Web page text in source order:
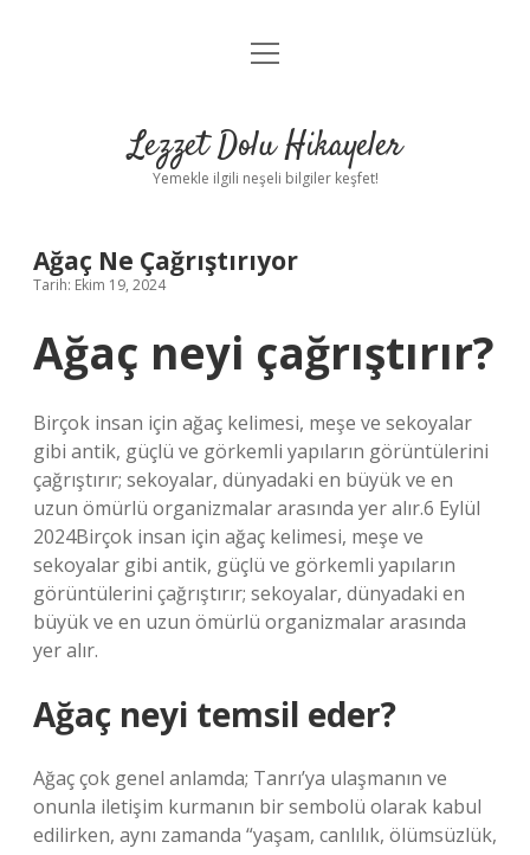
Anasayfa
Yasal Uyarı
menüyü
Lezzet Dolu Hikayeler
Yemekle ilgili neşeli bilgiler keşfet!
Ağaç Ne Çağrıştırıyor
Tarih: Ekim 19, 2024
Ağaç neyi çağrıştırır?
Birçok insan için ağaç kelimesi, meşe ve sekoyalar
gibi antik, güçlü ve görkemli yapıların görüntülerini
çağrıştırır; sekoyalar, dünyadaki en büyük ve en
uzun ömürlü organizmalar arasında yer alır.6 Eylül
2024Birçok insan için ağaç kelimesi, meşe ve
sekoyalar gibi antik, güçlü ve görkemli yapıların
görüntülerini çağrıştırır; sekoyalar, dünyadaki en
büyük ve en uzun ömürlü organizmalar arasında
yer alır.
Ağaç neyi temsil eder?
Ağaç çok genel anlamda; Tanrı’ya ulaşmanın ve
onunla iletişim kurmanın bir sembolü olarak kabul
edilirken, aynı zamanda “yaşam, canlılık, ölümsüzlük,